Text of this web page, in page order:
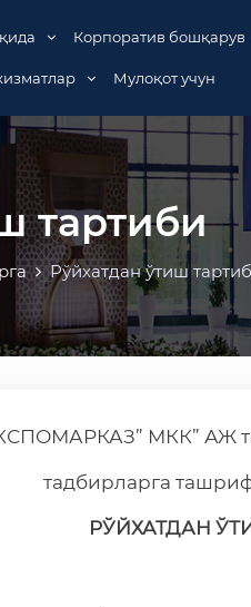
Корпоратив бошқарув
Мулоқот учун
тартиби
Рўйхатдан ўтиш
МКК” АЖ
тадбирларга
РЎЙХАТДАН